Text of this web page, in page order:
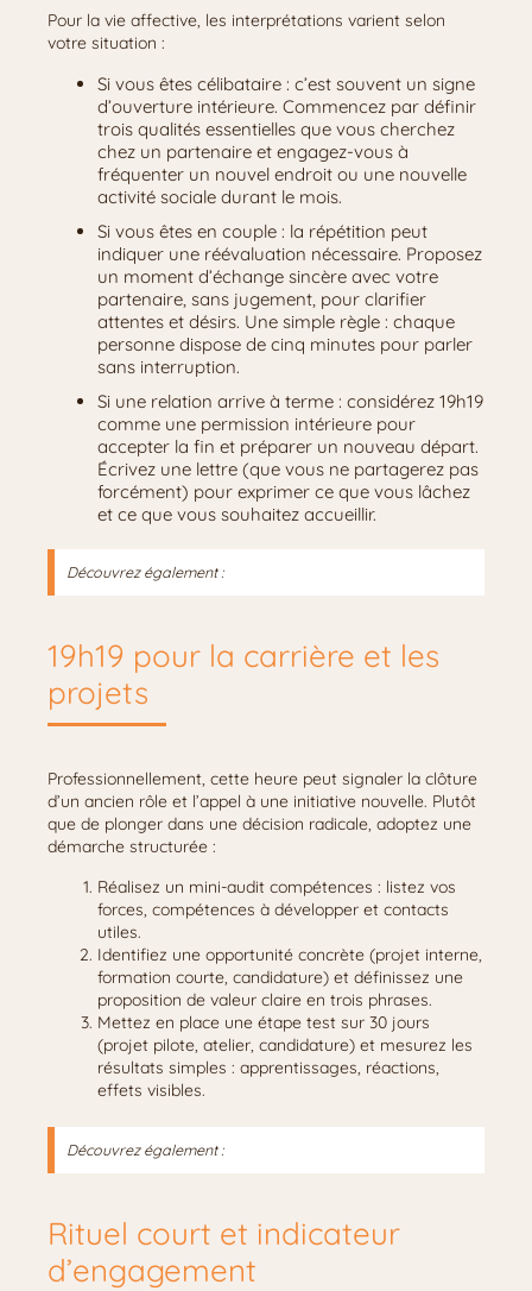
Pour la vie affective, les interprétations varient selon
votre situation :
Si vous êtes célibataire : c’est souvent un signe
d’ouverture intérieure. Commencez par définir
trois qualités essentielles que vous cherchez
chez un partenaire et engagez-vous à
fréquenter un nouvel endroit ou une nouvelle
activité sociale durant le mois.
Si vous êtes en couple : la répétition peut
indiquer une réévaluation nécessaire. Proposez
un moment d’échange sincère avec votre
partenaire, sans jugement, pour clarifier
attentes et désirs. Une simple règle : chaque
personne dispose de cinq minutes pour parler
sans interruption.
Si une relation arrive à terme : considérez 19h19
comme une permission intérieure pour
accepter la fin et préparer un nouveau départ.
Écrivez une lettre (que vous ne partagerez pas
forcément) pour exprimer ce que vous lâchez
et ce que vous souhaitez accueillir.
Découvrez également :
19h19 pour la carrière et les
projets
Professionnellement, cette heure peut signaler la clôture
d’un ancien rôle et l’appel à une initiative nouvelle. Plutôt
que de plonger dans une décision radicale, adoptez une
démarche structurée :
Réalisez un mini-audit compétences : listez vos
forces, compétences à développer et contacts
utiles.
Identifiez une opportunité concrète (projet interne,
formation courte, candidature) et définissez une
proposition de valeur claire en trois phrases.
Mettez en place une étape test sur 30 jours
(projet pilote, atelier, candidature) et mesurez les
résultats simples : apprentissages, réactions,
effets visibles.
Découvrez également :
Rituel court et indicateur
d’engagement